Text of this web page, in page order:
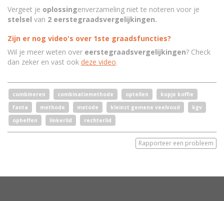
Vergeet je oplossingenverzameling niet te noteren voor je
stelsel van 2 eerstegraadsvergelijkingen.
Zijn er nog video's over 1ste graadsfuncties?
Wil je meer weten over eerstegraadsvergelijkingen? Check
dan zeker en vast ook deze video.
combineren combinatiemethode optellen
kopje koffie
fanta
methode metode kleinst gemene veelvoud
kgv
opheffen
linkerlid rechterlid
Rapporteer een probleem